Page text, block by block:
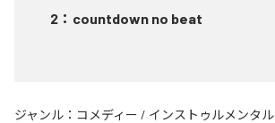
2 ： countdown no beat
ジャンル： コメディー / インストゥルメンタル